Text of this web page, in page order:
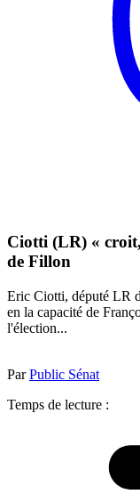
Ciotti (LR) «
de Fillon
Eric Ciotti, député LR
en la capacité de
l'élection...
ParPublic Sénat
Temps de lecture :